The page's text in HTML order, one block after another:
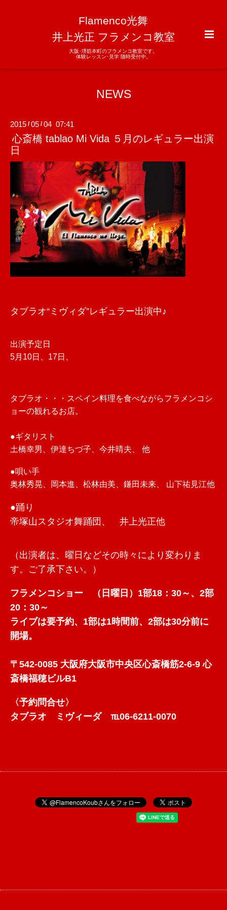
Flamenco光舞
井上光正 フラメンコ教室
大阪･堺筋本町のフラメンコ教室です。
体験レッスン･見学 随時受付中。
NEWS
2015 /05 /04 07:41
心斎橋 tablao Mi Vida ５月のレギュラー出演
日
タブラオ“ミヴィダ”レギュラー出演中♪
出演予定日
5月10日、17日、
タブラオ・・・スペイン料理を食べながらフラメンコシ
ョーの観れるお店。
●ギタリスト
土橋幸男、伊達ちづ子、今井晴夫、 他
●唄い手
奥林秀晃、岡本進、松林由美、鎌田未来、 山下祐見江他
●踊り
帝塚山スタジオ舞踊団、 井上光正他
（出演者は、曜日などその時々により変わりま
す。ご了承下さい。）
フラメンコショー （日曜日）1部18：30～、2部
20：30～
ライブは要予約、1部は1時間前、2部は30分前に
開場。
〒542-0085 大阪府大阪市中央区心斎橋筋2-6-9 心
斎橋福穂ビルB1
〈予約問合せ〉
タブラオ ミヴィーダ ℡06-6211-0070